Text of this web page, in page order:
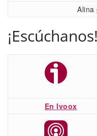
Alina
¡Escúchanos!
En Ivoox